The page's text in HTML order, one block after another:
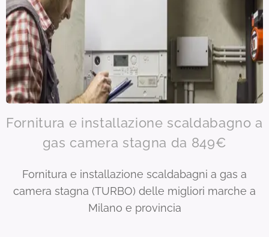
Fornitura e installazione scaldabagno a
gas camera stagna da 849€
Fornitura e installazione scaldabagni a gas a
camera stagna (TURBO) delle migliori marche a
Milano e provincia